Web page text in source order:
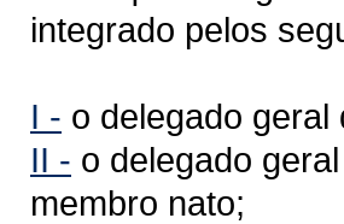
integrado pelos
I - o delegado
II - o delegado
membro nato;